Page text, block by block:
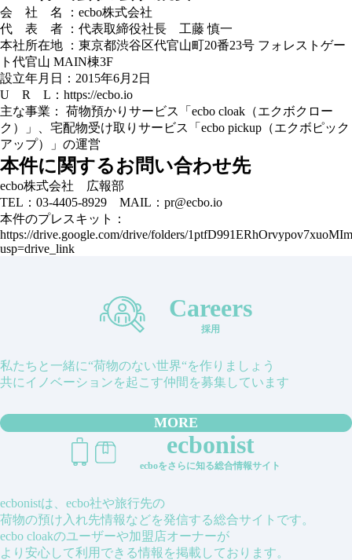
会 社 名 ：ecbo株式会社
代 表 者 ：代表取締役社長 工藤 慎一
本社所在地 ：東京都渋谷区代官山町20番23号 フォレストゲー
ト代官山 MAIN棟3F
設立年月日：2015年6月2日
U R L： https://ecbo.io
主な事業： 荷物預かりサービス「ecbo cloak（エクボクロー
ク）」、宅配物受け取りサービス「ecbo pickup（エクボピック
アップ）」の運営
本件に関するお問い合わせ先
ecbo株式会社 広報部
TEL：03-4405-8929 MAIL：pr@ecbo.io
本件のプレスキット：
https://drive.google.com/drive/folders/
usp=drive_link
Careers
採用
私たちと一緒に“荷物のない世界“を作りましょう
共にイノベーションを起こす仲間を募集しています
MORE
ecbonist
ecboをさらに知る総合情報サイト
ecbonistは、ecbo社や旅行先の
荷物の預け入れ先情報などを発信する総合サイトです。
ecbo cloakのユーザーや加盟店オーナーが
より安心して利用できる情報を掲載しております。